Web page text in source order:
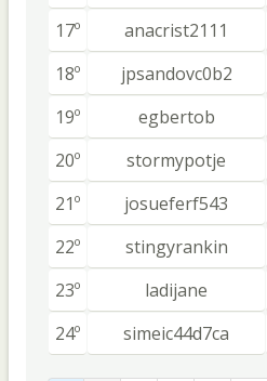
17º
anacrist2111
18º
jpsandovc0b2
19º
egbertob
20º
stormypotje
21º
josueferf543
22º
stingyrankin
23º
ladijane
24º
simeic44d7ca